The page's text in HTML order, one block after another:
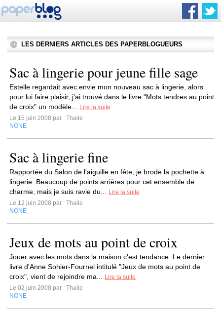
LES DERNIERS ARTICLES DES PAPERBLOGUEURS
Sac à lingerie pour jeune fille sage
Estelle regardait avec envie mon nouveau sac à lingerie, alors
pour lui faire plaisir, j'ai trouvé dans le livre "Mots tendres au point
de croix" un modèle...
Lire la suite
Le 15 juin 2008 par
Thalie
NONE
Sac à lingerie fine
Rapportée du Salon de l'aiguille en fête, je brode la pochette à
lingerie. Beaucoup de points arrières pour cet ensemble de
charme, mais je suis ravie du...
Lire la suite
Le 12 juin 2008 par
Thalie
NONE
Jeux de mots au point de croix
Jouer avec les mots dans la maison c'est tendance. Le dernier
livre d'Anne Sohier-Fournel intitulé "Jeux de mots au point de
croix", vient de rejoindre ma...
Lire la suite
Le 02 juin 2008 par
Thalie
NONE